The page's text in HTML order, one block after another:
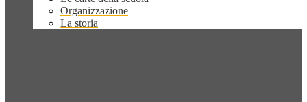
Organizzazione
La storia